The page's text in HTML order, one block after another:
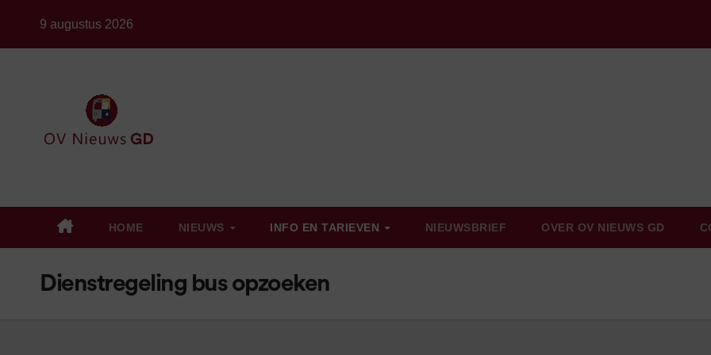
9 augustus 2026
HOME NIEUWS INFO EN TARIEVEN NIEUWSBRIEF OVER OV NIEUWS GD
Dienstregeling bus opzoeken